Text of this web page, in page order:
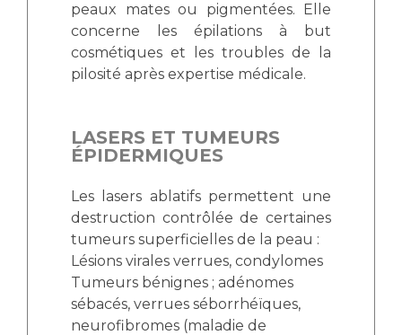
peaux mates ou pigmentées. Elle
concerne les épilations à but
cosmétiques et les troubles de la
pilosité après expertise médicale.
LASERS ET TUMEURS
ÉPIDERMIQUES
Les lasers ablatifs permettent une
destruction contrôlée de certaines
tumeurs superficielles de la peau :
Lésions virales verrues, condylomes
Tumeurs bénignes ; adénomes
sébacés, verrues séborrhéïques,
neurofibromes (maladie de